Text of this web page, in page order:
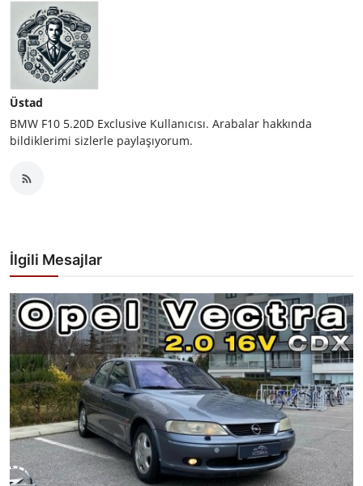
Üstad
BMW F10 5.20D Exclusive Kullanıcısı. Arabalar hakkında
bildiklerimi sizlerle paylaşıyorum.
İlgili Mesajlar